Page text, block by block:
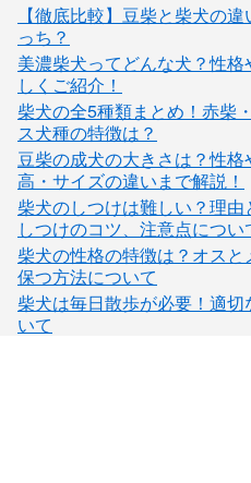
【徹底比較】豆柴と柴犬の
っち？
美濃柴犬ってどんな犬？性
しくご紹介！
柴犬の全5種類まとめ！赤柴
ス犬種の特徴は？
豆柴の成犬の大きさは？性
高・サイズの違いまで解説！
柴犬のしつけは難しい？理
しつけのコツ、注意点につい
柴犬の性格の特徴は？オス
保つ方法について
柴犬は毎日散歩が必要！適
いて